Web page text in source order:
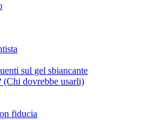
sul gel sbiancante
(Chi dovrebbe usarli)
fiducia